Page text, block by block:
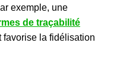
exemple, une
de traçabilité
favorise la fidélisation